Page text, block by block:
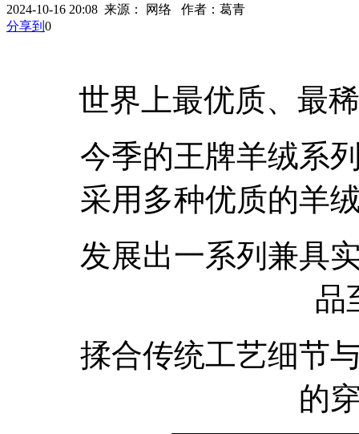
2024-10-16 20:08 来源： 网络 作者：葛青
分享到 0
世界上最优质、最稀
今季的王牌羊绒系列
采用多种优质的羊
发展出一系列兼具实
品
揉合传统工艺细节与
的